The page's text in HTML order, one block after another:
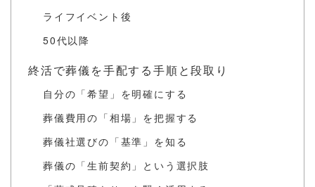
ライフイベント後
50代以降
終活で葬儀を手配する手順と段取り
自分の「希望」を明確にする
葬儀費用の「相場」を把握する
葬儀社選びの「基準」を知る
葬儀の「生前契約」という選択肢